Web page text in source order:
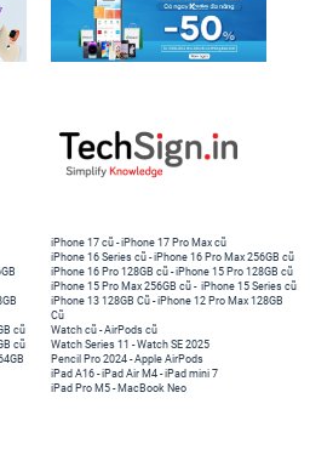
iPhone 17 cũ -iPhone 17 Pro Max cũ
iPhone 16 Series cũ - iPhone 16 Pro Max 256GB cũ
iPhone 16 Pro 128GB cũ -iPhone 15 Pro 128GB cũ
iPhone 15 Pro Max 256GB cũ - iPhone 15 Series cũ
cũ
cũ
iPhone 13 128GB Cũ -iPhone 12 Pro Max 128GB
Cũ
Watch cũ -AirPods cũ
Watch Series 11 -Watch SE 2025
Pencil Pro 2024 -Apple AirPods
iPad A16 -iPad Air M4 -iPad mini 7
iPad Pro M5 - MacBook Neo